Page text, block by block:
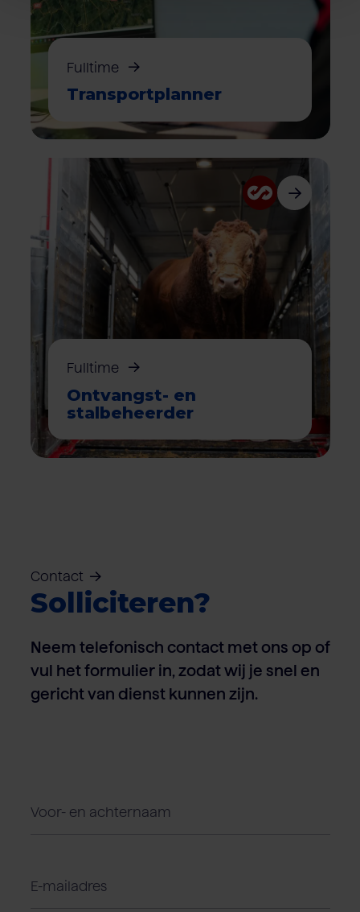
Fulltime
Transport­planner
Fulltime
Ontvangst- en
stalbeheerder
Contact
Solliciteren?
Neem telefonisch contact met ons op of
vul het formulier in, zodat wij je snel en
gericht van dienst kunnen zijn.